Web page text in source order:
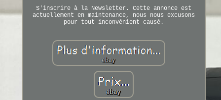
S'inscrire à la Newsletter. Cette annonce est
actuellement en maintenance, nous nous excusons
pour tout inconvénient causé.